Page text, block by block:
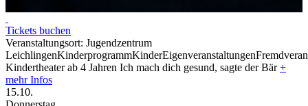
Tickets buchen
Veranstaltungsort: Jugendzentrum
LeichlingenKinderprogrammKinderEigenveranstaltungen
Kindertheater ab 4 Jahren Ich mach dich gesund, sagte der Bär +
mehr Infos
15.10.